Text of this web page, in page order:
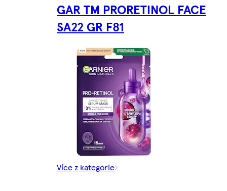
GAR TM PRORETINOL FACE
SA22 GR F81
Více z kategorie